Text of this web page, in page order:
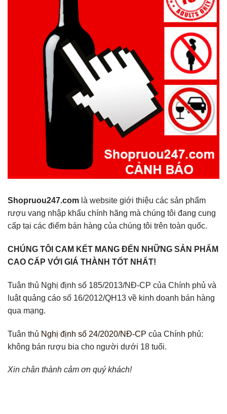
Shopruou247.com là website giới thiệu các sản phẩm
rượu vang nhập khẩu chính hãng mà chúng tôi đang cung
cấp tại các điểm bán hàng của chúng tôi trên toàn quốc.
CHÚNG TÔI CAM KẾT MANG ĐẾN NHỮNG SẢN PHẨM
CAO CẤP VỚI GIÁ THÀNH TỐT NHẤT!
Tuân thủ Nghị định số 185/2013/NĐ-CP của Chính phủ và
luật quảng cáo số 16/2012/QH13 về kinh doanh bán hàng
qua mạng.
Tuân thủ Nghị định số 24/2020/NĐ-CP của Chính phủ:
không bán rượu bia cho người dưới 18 tuổi.
Xin chân thành cảm ơn quý khách!